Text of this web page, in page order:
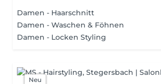
Damen - Haarschnitt
Damen - Waschen & Föhnen
Damen - Locken Styling
Neu